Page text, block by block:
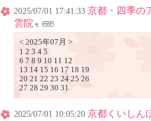
2025/07/01 17:41:33 京都・四季の
雲院
< 2025年07月 >
1 2 3 4 5
6 7 8 9 10 11 12
13 14 15 16 17 18 19
20 21 22 23 24 25 26
27 28 29 30 31
2025/07/01 10:05:20 京都くいしん